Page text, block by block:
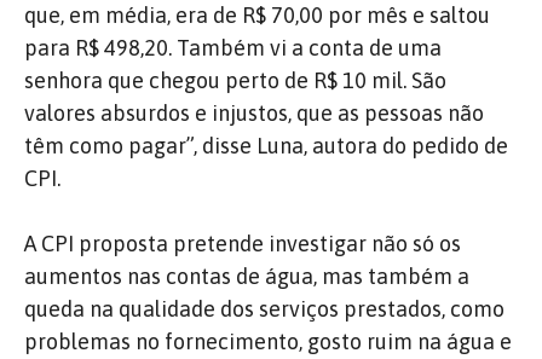
que, em média, era de R$ 70,00 por mês e saltou
para R$ 498,20. Também vi a conta de uma
senhora que chegou perto de R$ 10 mil. São
valores absurdos e injustos, que as pessoas não
têm como pagar”, disse Luna, autora do pedido de
CPI.
A CPI proposta pretende investigar não só os
aumentos nas contas de água, mas também a
queda na qualidade dos serviços prestados, como
problemas no fornecimento, gosto ruim na água e